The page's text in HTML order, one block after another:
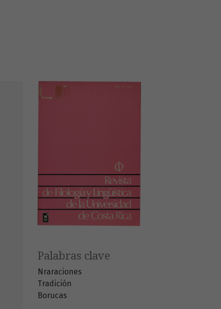
Palabras clave
Nraraciones
Tradición
Borucas